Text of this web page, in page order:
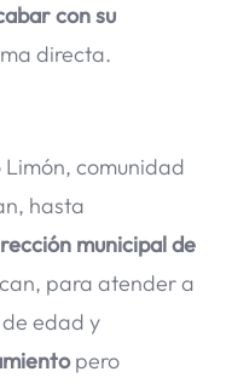
con su
directa.
Limón, comunidad
hasta
municipal de
para atender a
edad y
pero